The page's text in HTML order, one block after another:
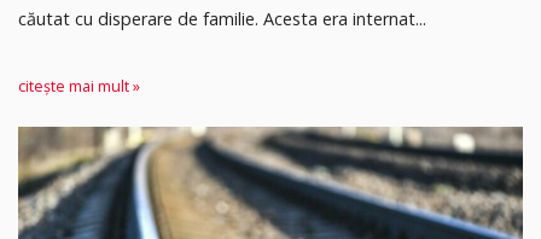
căutat cu disperare de familie. Acesta era internat...
citește mai mult »